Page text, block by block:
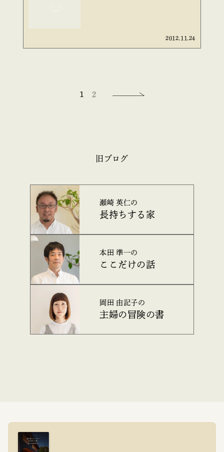
2012.11.24
1 2
旧ブログ
瀬崎 英仁の
長持ちする家
本田 準一の
ここだけの話
岡田 由記子の
主婦の冒険の書